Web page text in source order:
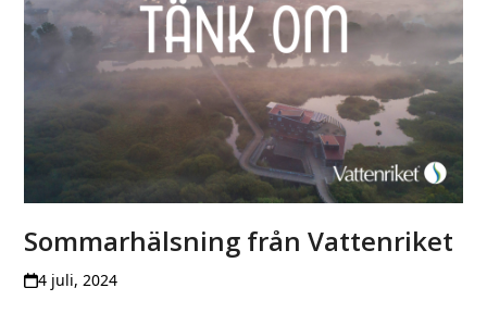
Sommarhälsning från Vattenriket
4 juli, 2024